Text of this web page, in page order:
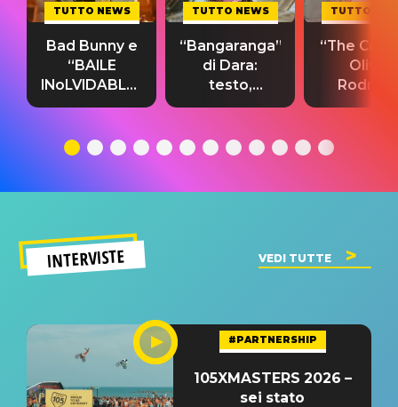
TUTTO NEWS
Bad Bunny e
“BAILE
INoLVIDABLE”:
testo,
significato
TUTTO NEWS
“Bangaranga”
di Dara:
testo,
traduzione e
del singolo
TUTTO
“The
Olivia
testo,
INTERVISTE VEDI TUTTE
#PARTNERSHIP
105XMASTERS 2026 –
sei stato